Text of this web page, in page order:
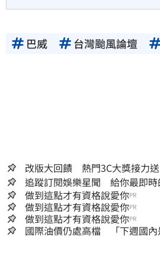
巴威 台灣颱風論壇
改版大回饋 熱門3C大獎接力送
追蹤訂閱娛樂星聞 給你最即時
做到這點才有資格說愛你PR
做到這點才有資格說愛你PR
做到這點才有資格說愛你PR
國際油價仍處高檔 「下週國內